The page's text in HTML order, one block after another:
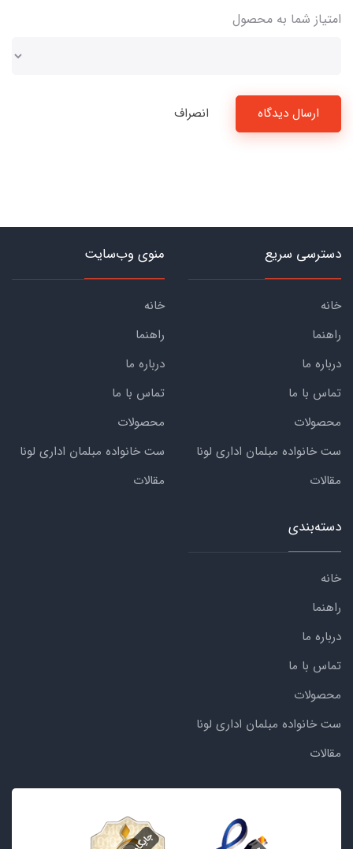
امتیاز شما به محصول
ارسال دیدگاه انصراف
دسترسی سریع
خانه
راهنما
درباره ما
تماس با ما
محصولات
ست خانواده مبلمان اداری لونا
مقالات
منوی وب‌سایت
خانه
راهنما
درباره ما
تماس با ما
محصولات
ست خانواده مبلمان اداری لونا
مقالات
دسته‌بندی
خانه
راهنما
درباره ما
تماس با ما
محصولات
ست خانواده مبلمان اداری لونا
مقالات